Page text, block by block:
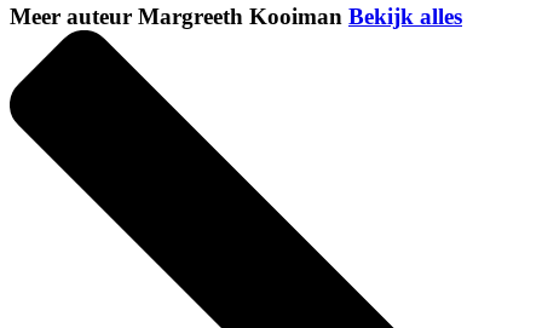
Meer auteur Margreeth Kooiman Bekijk alles